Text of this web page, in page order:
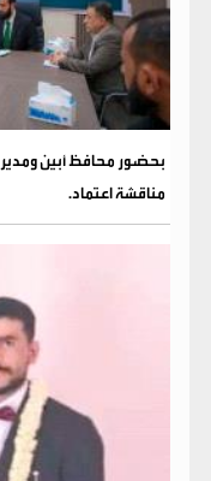
بحضور محافظ أبين ومدير
مناقشة اعتماد.